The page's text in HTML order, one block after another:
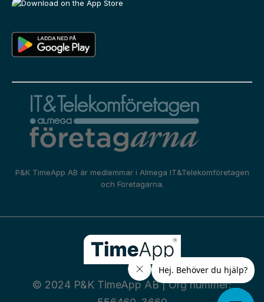
P&K TimeApp AB är medlemmar i Almega IT&Telekomföretagen
och Företagarna.
© 2024 P&K TimeApp AB | Org nummer: